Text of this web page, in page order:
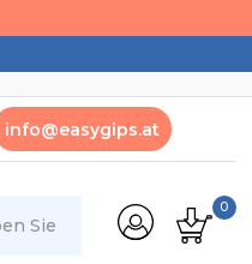
info@easygips.at
0